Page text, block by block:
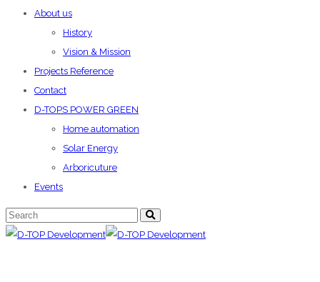
About us
History
Vision & Mission
Projects Reference
Contact
D-TOPS POWER GREEN
Home automation
Solar Energy
Arboricuture
Events